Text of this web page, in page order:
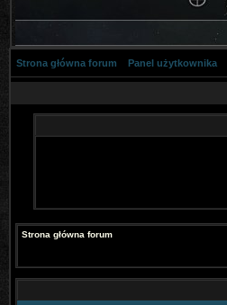
Strona główna forum Panel użytkownika
Strona główna forum